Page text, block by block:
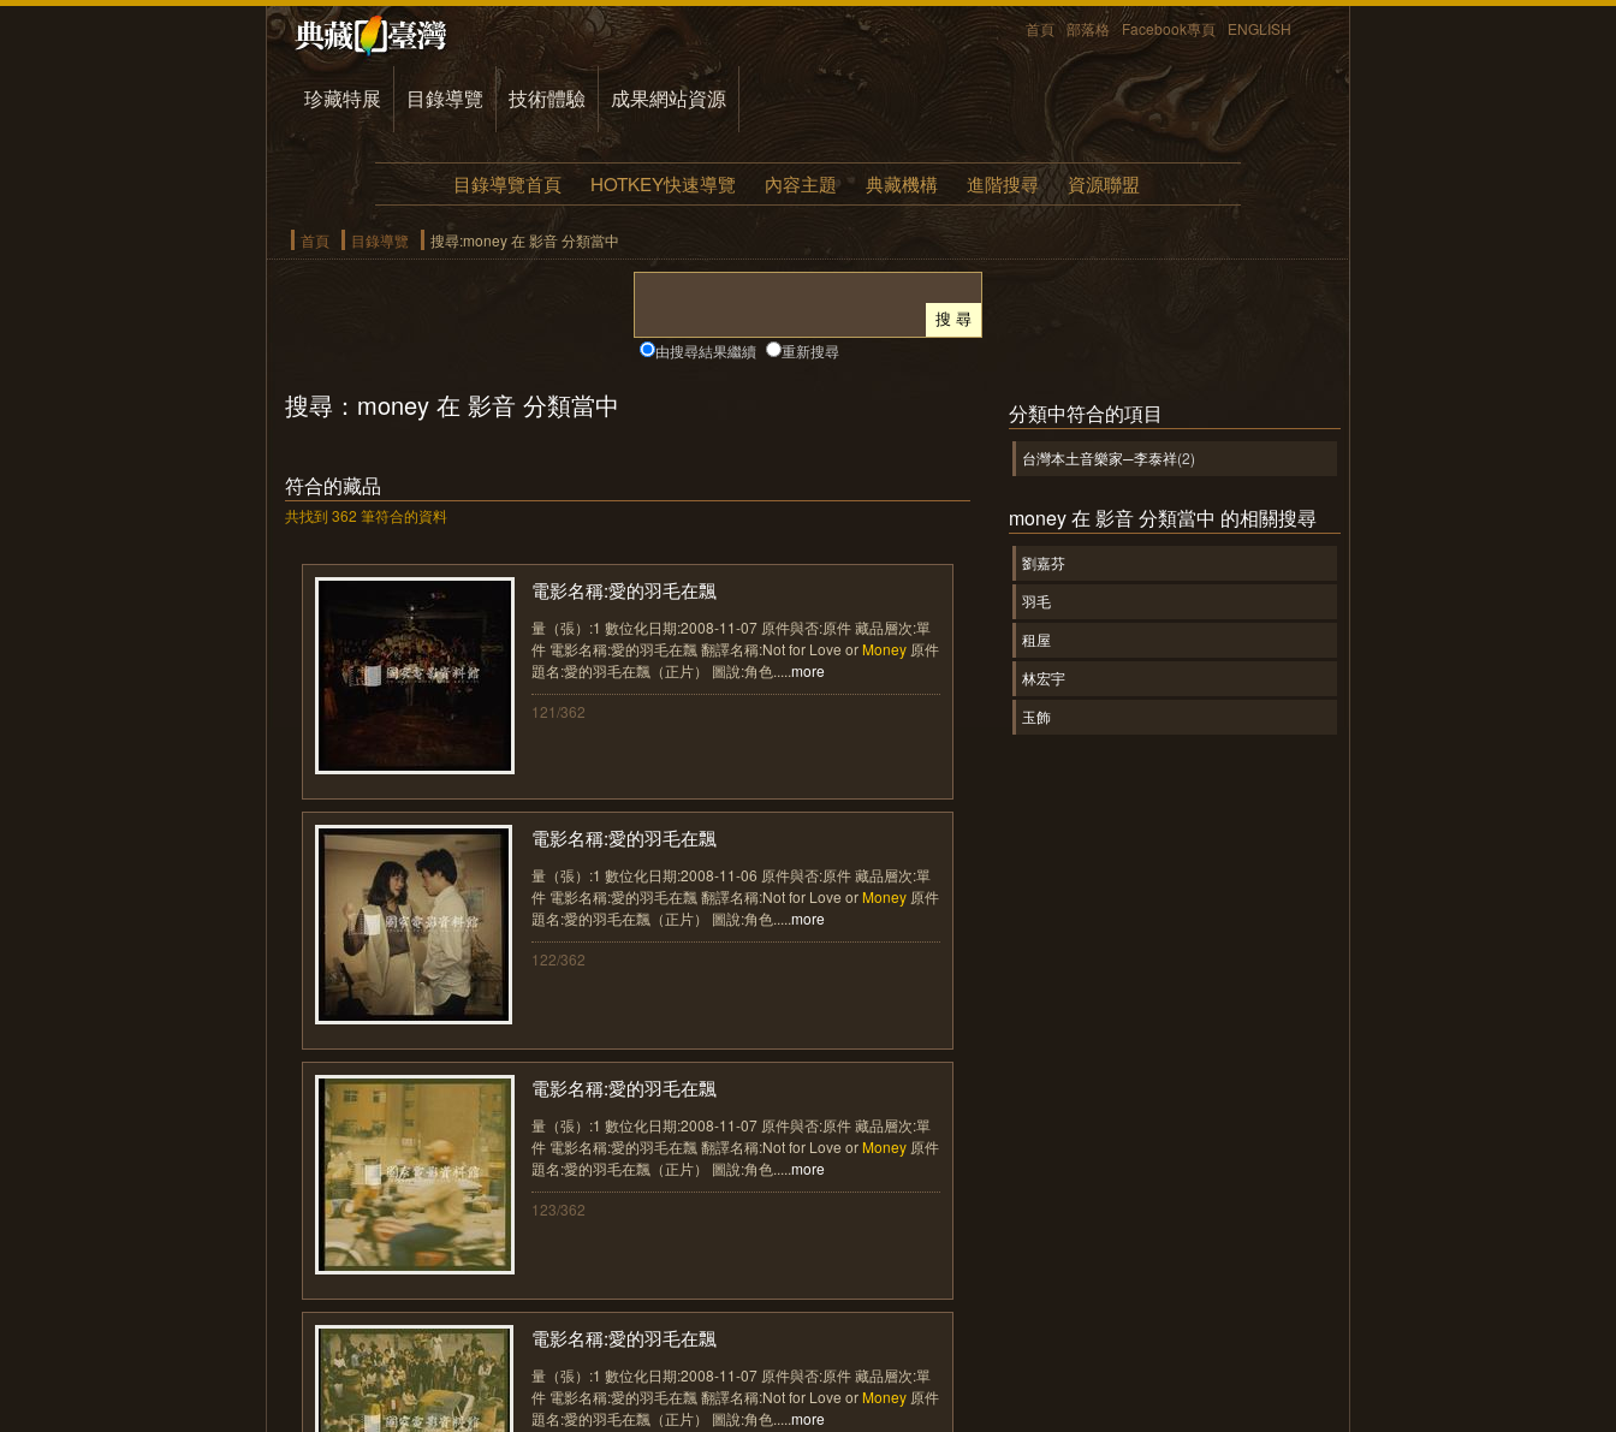
首頁 部落格 Facebook專頁 ENGLISH
珍藏特展 目錄導覽 技術體驗 成果網站資源
目錄導覽首頁 HOTKEY快速導覽 內容主題 典藏機構 進階搜尋 資源聯盟
首頁 目錄導覽 搜尋:money 在 影音 分類當中
由搜尋結果繼續 重新搜尋
搜尋：money 在 影音 分類當中
符合的藏品
共找到 362 筆符合的資料
電影名稱:愛的羽毛在飄
量（張）:1 數位化日期:2008-11-07 原件與否:原件 藏品層次:單
件 電影名稱:愛的羽毛在飄 翻譯名稱:Not for Love or Money 原件
題名:愛的羽毛在飄（正片） 圖說:角色.....more
121/362
電影名稱:愛的羽毛在飄
量（張）:1 數位化日期:2008-11-06 原件與否:原件 藏品層次:單
件 電影名稱:愛的羽毛在飄 翻譯名稱:Not for Love or Money 原件
題名:愛的羽毛在飄（正片） 圖說:角色.....more
122/362
電影名稱:愛的羽毛在飄
量（張）:1 數位化日期:2008-11-07 原件與否:原件 藏品層次:單
件 電影名稱:愛的羽毛在飄 翻譯名稱:Not for Love or Money 原件
題名:愛的羽毛在飄（正片） 圖說:角色.....more
123/362
電影名稱:愛的羽毛在飄
量（張）:1 數位化日期:2008-11-07 原件與否:原件 藏品層次:單
件 電影名稱:愛的羽毛在飄 翻譯名稱:Not for Love or Money 原件
題名:愛的羽毛在飄（正片） 圖說:角色.....more
分類中符合的項目
台灣本土音樂家─李泰祥(2)
money 在 影音 分類當中 的相關搜尋
劉嘉芬
羽毛
租屋
林宏宇
玉飾